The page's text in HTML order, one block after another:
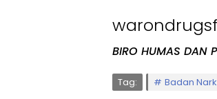
BIRO HUMAS DAN
Tag: Badan